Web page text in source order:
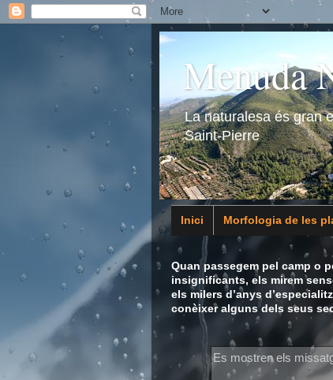
Menuda
La naturalesa és gran
Saint-Pierre
Inici Morfologia de les
Animalia
Quan passegem pel camp o
insignificants, els mirem
els milers d’anys
conèixer alguns dels seus
Es mostren els